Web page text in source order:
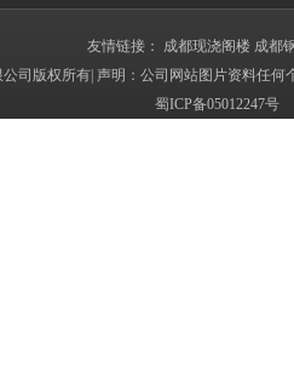
友情链接： 成都现浇阁楼 成都
司版权所有| 声明：公司网站图片资料任
蜀ICP备05012247号